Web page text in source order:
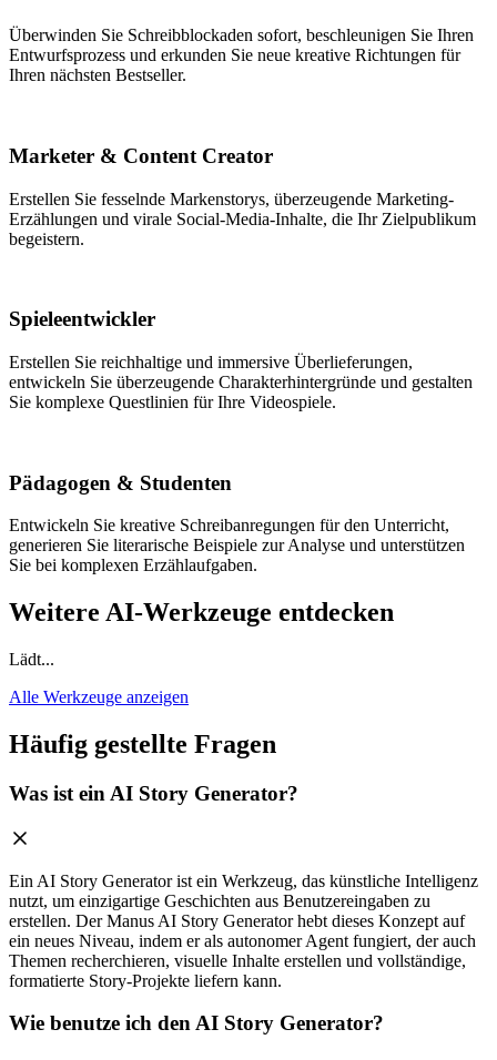
Überwinden Sie Schreibblockaden sofort, beschleunigen Sie Ihren
Entwurfsprozess und erkunden Sie neue kreative Richtungen für
Ihren nächsten Bestseller.
Marketer & Content Creator
Erstellen Sie fesselnde Markenstorys, überzeugende Marketing-
Erzählungen und virale Social-Media-Inhalte, die Ihr Zielpublikum
begeistern.
Spieleentwickler
Erstellen Sie reichhaltige und immersive Überlieferungen,
entwickeln Sie überzeugende Charakterhintergründe und gestalten
Sie komplexe Questlinien für Ihre Videospiele.
Pädagogen & Studenten
Entwickeln Sie kreative Schreibanregungen für den Unterricht,
generieren Sie literarische Beispiele zur Analyse und unterstützen
Sie bei komplexen Erzählaufgaben.
Weitere AI-Werkzeuge entdecken
Lädt...
Alle Werkzeuge anzeigen
Häufig gestellte Fragen
Was ist ein AI Story Generator?
Ein AI Story Generator ist ein Werkzeug, das künstliche Intelligenz
nutzt, um einzigartige Geschichten aus Benutzereingaben zu
erstellen. Der Manus AI Story Generator hebt dieses Konzept auf
ein neues Niveau, indem er als autonomer Agent fungiert, der auch
Themen recherchieren, visuelle Inhalte erstellen und vollständige,
formatierte Story-Projekte liefern kann.
Wie benutze ich den AI Story Generator?